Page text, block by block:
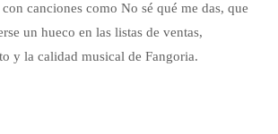
canciones como No sé qué me das, que
un hueco en las listas de ventas,
y la calidad musical de Fangoria.